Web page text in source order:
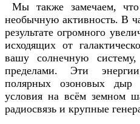
Мы также замечаем,
необычную активность. В
результате огромного
исходящих от
вашу солнечную
пределами. Эти
полярных озоновых дыр
условия на всём земном
радиосвязь и крупные